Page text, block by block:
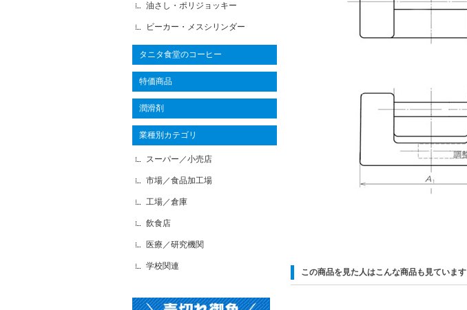
この商品を見た人はこんな商品も見ています
油さし・ポリジョッキー
ビーカー・メスシリンダー
タニタ食堂のコーヒー
特価商品
潤滑剤
業種別カテゴリ
スーパー／小売店
市場／食品加工場
工場／倉庫
飲食店
医療／研究機関
学校関連